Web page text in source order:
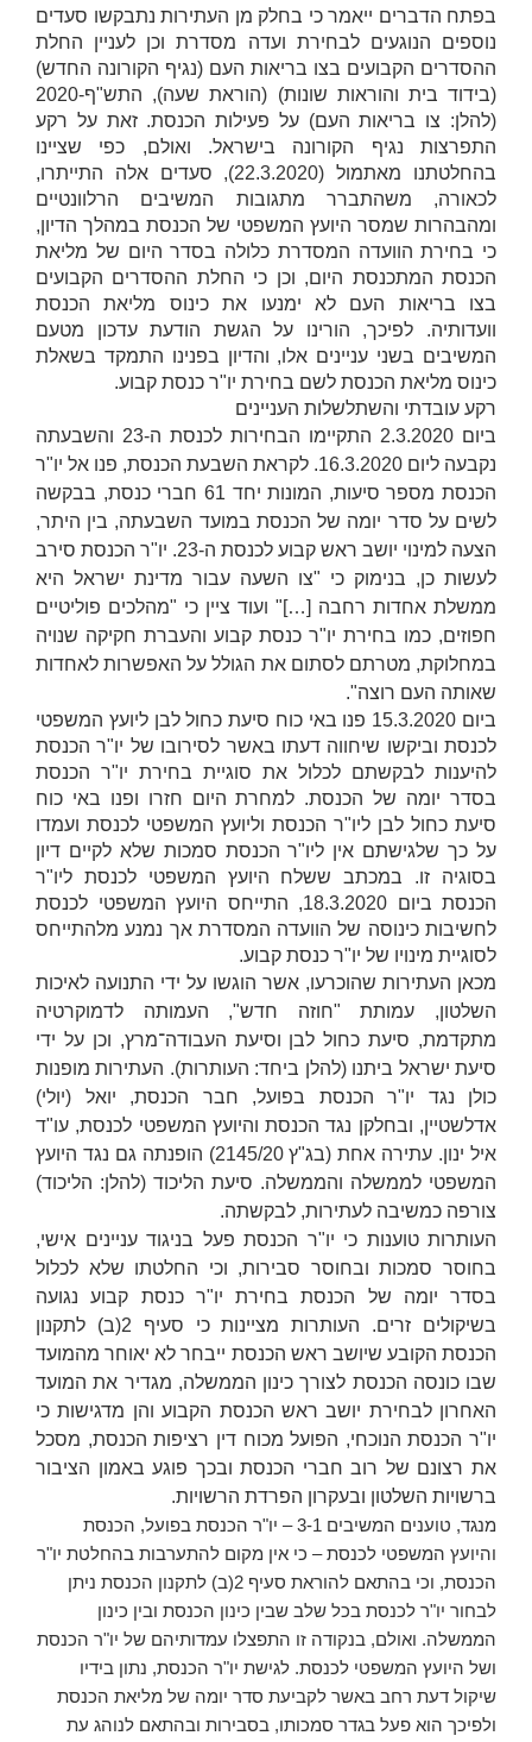
בפתח הדברים ייאמר כי בחלק מן העתירות נתבקשו סעדים
נוספים הנוגעים לבחירת ועדה מסדרת וכן לעניין החלת
ההסדרים הקבועים בצו בריאות העם (נגיף הקורונה החדש)
(בידוד בית והוראות שונות) (הוראת שעה), התש"ף-2020
(להלן: צו בריאות העם) על פעילות הכנסת. זאת על רקע
התפרצות נגיף הקורונה בישראל. ואולם, כפי שציינו
בהחלטתנו מאתמול (22.3.2020), סעדים אלה התייתרו,
לכאורה, משהתברר מתגובות המשיבים הרלוונטיים
ומהבהרות שמסר היועץ המשפטי של הכנסת במהלך הדיון,
כי בחירת הוועדה המסדרת כלולה בסדר היום של מליאת
הכנסת המתכנסת היום, וכן כי החלת ההסדרים הקבועים
בצו בריאות העם לא ימנעו את כינוס מליאת הכנסת
וועדותיה. לפיכך, הורינו על הגשת הודעת עדכון מטעם
המשיבים בשני עניינים אלו, והדיון בפנינו התמקד בשאלת
כינוס מליאת הכנסת לשם בחירת יו"ר כנסת קבוע.
רקע עובדתי והשתלשלות העניינים
ביום 2.3.2020 התקיימו הבחירות לכנסת ה-23 והשבעתה
נקבעה ליום 16.3.2020. לקראת השבעת הכנסת, פנו אל יו"ר
הכנסת מספר סיעות, המונות יחד 61 חברי כנסת, בבקשה
לשים על סדר יומה של הכנסת במועד השבעתה, בין היתר,
הצעה למינוי יושב ראש קבוע לכנסת ה-23. יו"ר הכנסת סירב
לעשות כן, בנימוק כי "צו השעה עבור מדינת ישראל היא
ממשלת אחדות רחבה […]" ועוד ציין כי "מהלכים פוליטיים
חפוזים, כמו בחירת יו"ר כנסת קבוע והעברת חקיקה שנויה
במחלוקת, מטרתם לסתום את הגולל על האפשרות לאחדות
שאותה העם רוצה".
ביום 15.3.2020 פנו באי כוח סיעת כחול לבן ליועץ המשפטי
לכנסת וביקשו שיחווה דעתו באשר לסירובו של יו"ר הכנסת
להיענות לבקשתם לכלול את סוגיית בחירת יו"ר הכנסת
בסדר יומה של הכנסת. למחרת היום חזרו ופנו באי כוח
סיעת כחול לבן ליו"ר הכנסת וליועץ המשפטי לכנסת ועמדו
על כך שלגישתם אין ליו"ר הכנסת סמכות שלא לקיים דיון
בסוגיה זו. במכתב ששלח היועץ המשפטי לכנסת ליו"ר
הכנסת ביום 18.3.2020, התייחס היועץ המשפטי לכנסת
לחשיבות כינוסה של הוועדה המסדרת אך נמנע מלהתייחס
לסוגיית מינויו של יו"ר כנסת קבוע.
מכאן העתירות שהוכרעו, אשר הוגשו על ידי התנועה לאיכות
השלטון, עמותת "חוזה חדש", העמותה לדמוקרטיה
מתקדמת, סיעת כחול לבן וסיעת העבודה־מרץ, וכן על ידי
סיעת ישראל ביתנו (להלן ביחד: העותרות). העתירות מופנות
כולן נגד יו"ר הכנסת בפועל, חבר הכנסת, יואל (יולי)
אדלשטיין, ובחלקן נגד הכנסת והיועץ המשפטי לכנסת, עו"ד
איל ינון. עתירה אחת (בג"ץ 2145/20) הופנתה גם נגד היועץ
המשפטי לממשלה והממשלה. סיעת הליכוד (להלן: הליכוד)
צורפה כמשיבה לעתירות, לבקשתה.
העותרות טוענות כי יו"ר הכנסת פעל בניגוד עניינים אישי,
בחוסר סמכות ובחוסר סבירות, וכי החלטתו שלא לכלול
בסדר יומה של הכנסת בחירת יו"ר כנסת קבוע נגועה
בשיקולים זרים. העותרות מציינות כי סעיף 2(ב) לתקנון
הכנסת הקובע שיושב ראש הכנסת ייבחר לא יאוחר מהמועד
שבו כונסה הכנסת לצורך כינון הממשלה, מגדיר את המועד
האחרון לבחירת יושב ראש הכנסת הקבוע והן מדגישות כי
יו"ר הכנסת הנוכחי, הפועל מכוח דין רציפות הכנסת, מסכל
את רצונם של רוב חברי הכנסת ובכך פוגע באמון הציבור
ברשויות השלטון ובעקרון הפרדת הרשויות.
מנגד, טוענים המשיבים 3-1 – יו"ר הכנסת בפועל, הכנסת
והיועץ המשפטי לכנסת – כי אין מקום להתערבות בהחלטת יו"ר
הכנסת, וכי בהתאם להוראת סעיף 2(ב) לתקנון הכנסת ניתן
לבחור יו"ר לכנסת בכל שלב שבין כינון הכנסת ובין כינון
הממשלה. ואולם, בנקודה זו התפצלו עמדותיהם של יו"ר הכנסת
ושל היועץ המשפטי לכנסת. לגישת יו"ר הכנסת, נתון בידיו
שיקול דעת רחב באשר לקביעת סדר יומה של מליאת הכנסת
ולפיכך הוא פעל בגדר סמכותו, בסבירות ובהתאם לנוהג עת